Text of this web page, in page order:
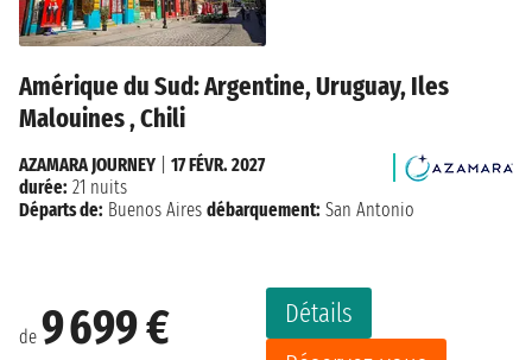
Amérique du Sud: Argentine, Uruguay, Iles
Malouines , Chili
de 9 699 €
Détails
AZAMARA JOURNEY
17 FÉVR. 2027
durée: 21 nuits
Départs de: Buenos Aires débarquement: San Antonio